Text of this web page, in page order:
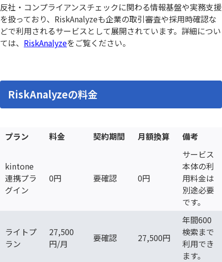
反社・コンプライアンスチェックに関わる情報基盤や実務支援
を扱っており、RiskAnalyzeも企業の取引審査や採用時確認な
どで利用されるサービスとして展開されています。詳細につい
ては、 RiskAnalyzeをご覧ください。
RiskAnalyzeの料金
プラン 料金 契約期間 月額換算 備考
kintone
連携プラ
グイン
0円 要確認 0円
サービス
本体の利
用料金は
別途必要
です。
ライトプ
ラン
27,500
円/月
要確認 27,500円
年間600
検索まで
利用でき
ます。